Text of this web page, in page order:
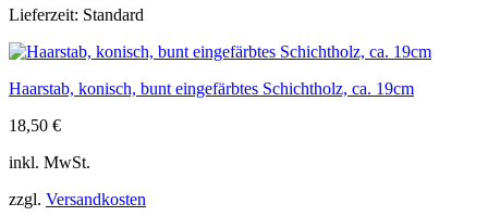
Lieferzeit: Standard
Haarstab, konisch, bunt eingefärbtes Schichtholz, ca. 19cm
18,50 €
inkl. MwSt.
zzgl. Versandkosten